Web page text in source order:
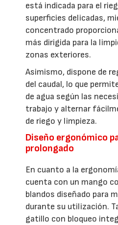
está indicada para el
superficies delicadas,
concentrado
más dirigida para la
zonas exteriores.
Asimismo, dispone de
del caudal, lo que
de agua según las
trabajo y alternar
de riego y limpieza.
Diseño ergonómico
prolongado
En cuanto a la
cuenta con un mango
blandos diseñado para
durante su utilización.
gatillo con bloqueo